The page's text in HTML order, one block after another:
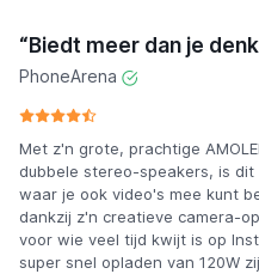
“Biedt meer dan je
PhoneArena
Met z'n grote, prachtige
dubbele stereo-speakers, is
waar je ook video's mee kunt
dankzij z'n creatieve camera-
voor wie veel tijd kwijt is op
super snel opladen van 120W